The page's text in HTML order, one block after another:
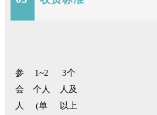
参
会
人
1~2
个人
(单
3个
人及
以上